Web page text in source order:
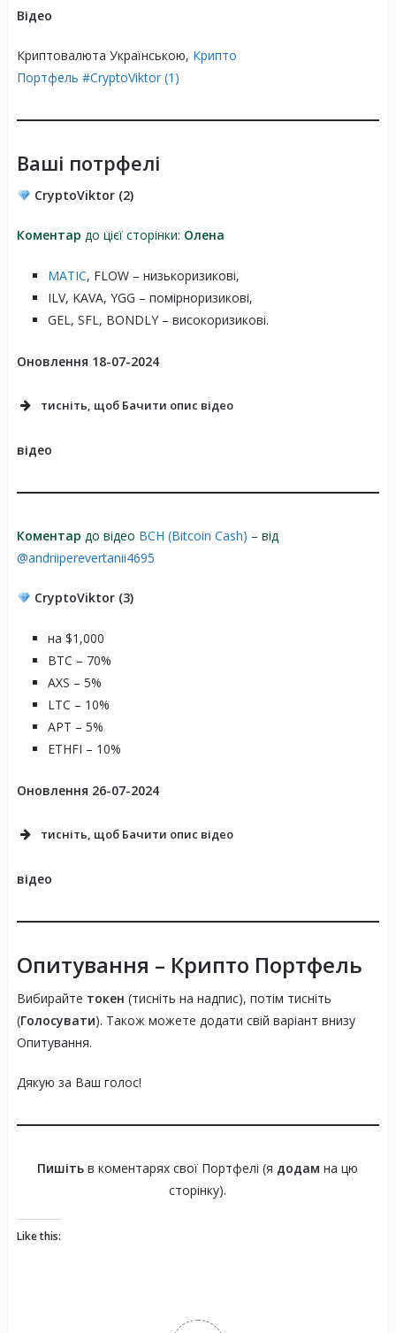
Відео
Криптовалюта Українською, Крипто
Портфель #CryptoViktor (1)
Ваші потрфелі
CryptoViktor (2)
Коментар до цієї сторінки: Олена
MATIC, FLOW – низькоризикові,
ILV, KAVA, YGG – помірноризикові,
GEL, SFL, BONDLY – високоризикові.
Оновлення 18-07-2024
тисніть, щоб Бачити опис відео
відео
Коментар до відео BCH (Bitcoin Cash) – від
@andriiperevertanii4695
CryptoViktor (3)
на $1,000
BTC – 70%
AXS – 5%
LTC – 10%
APT – 5%
ETHFI – 10%
Оновлення 26-07-2024
тисніть, щоб Бачити опис відео
відео
Опитування – Крипто Портфель
Вибирайте токен (тисніть на надпис), потім тисніть
(Голосувати). Також можете додати свій варіант внизу
Опитування.
Дякую за Ваш голос!
Пишітьв коментарях свої Портфелі (я додамна цю
сторінку).
Like this: